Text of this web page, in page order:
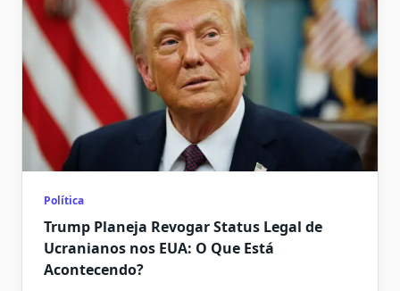
Política
Trump Planeja Revogar Status Legal de
Ucranianos nos EUA: O Que Está
Acontecendo?